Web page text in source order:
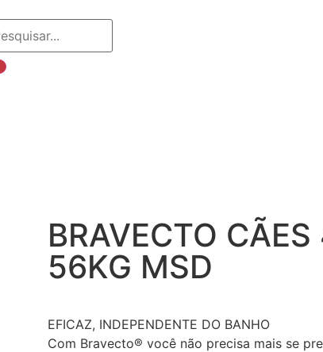
BRAVECTO
56KG MSD
EFICAZ, INDEPENDENTE DO BANHO
Com Bravecto® você não precisa mais se